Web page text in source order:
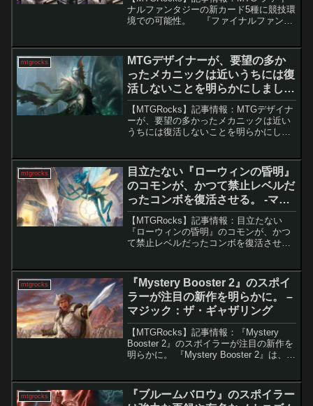
ナルファンタジーの新カード5種に競技環
境での可能性。 『ファイナルファンタ
の伝説キャラクターやメカニクスが採用
されてお...
mtgrocks
MTGデザイナーが、要望の多か
ったメカニックは近いうちには復
活しないことを明らかにしまし
た。 – マジック：ザ・ギャザリン
グ
【MTGRocks】記事情報：MTGデザイナ
ーが、要望の多かったメカニックは近い
うちには復活しないことを明らかにしま
ャンクションの無法者』のリリースに伴
い、種族...
mtgrocks
目立たない『ローウィンの昏明』
のコモンが、かつて禁止レベルだ
ったコンボを復活させる。 -マジ
ック：ザ・ギャザリング
【MTGRocks】記事情報：目立たない
『ローウィンの昏明』のコモンが、かつ
て禁止レベルだったコンボを復活させ
新たな無限コンボが、スタンダードで発
見され話題を集めてい...
mtgrocks
『Mystery Booster 2』のスポイ
ラーが注目の新作を明らかに。 –
マジック：ザ・ギャザリング
【MTGRocks】記事情報：『Mystery
Booster 2』のスポイラーが注目の新作を
明らかに。 『Mystery Booster 2』は、マ
場します。Futu...
mtgrocks
『ブルームバロウ』のスポイラー